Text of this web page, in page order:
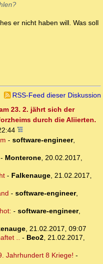
er nicht haben will. Was soll
RSS-Feed dieser Diskussion
23. 2. jährt sich der
durch die Aliierten.
- software-engineer,
- Monterone, 20.02.2017,
- Falkenauge, 21.02.2017,
- software-engineer,
- software-engineer,
, 21.02.2017, 09:07
.. - Beo2, 21.02.2017,
Jahrhundert 8 Kriege! -